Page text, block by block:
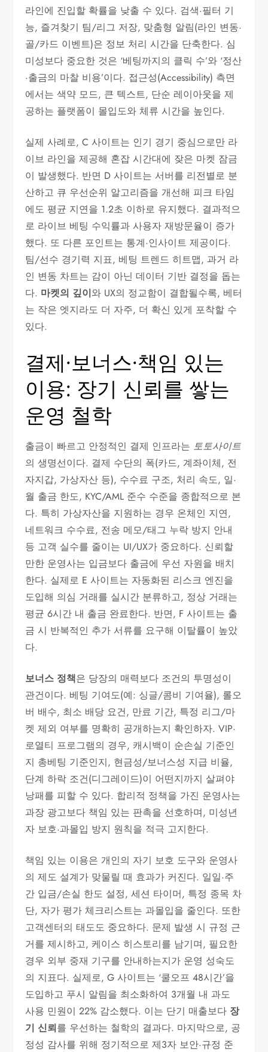
라인에 진입할 확률을 낮출 수 있다. 검색·필터 기
능, 즐겨찾기 팀/리그 저장, 맞춤형 알림(라인 변동·
골/카드 이벤트)은 정보 처리 시간을 단축한다. 심
미성보다 중요한 것은 ‘베팅까지의 클릭 수’와 ‘정산
·출금의 마찰 비용’이다. 접근성(Accessibility) 측면
에서는 색약 모드, 큰 텍스트, 단순 레이아웃을 제
공하는 플랫폼이 몰입도와 체류 시간을 높인다.
실제 사례로, C 사이트는 인기 경기 중심으로만 라
이브 라인을 제공해 혼잡 시간대에 잦은 마켓 잠금
이 발생했다. 반면 D 사이트는 서버를 리전별로 분
산하고 큐 우선순위 알고리즘을 개선해 피크 타임
에도 평균 지연을 1.2초 이하로 유지했다. 결과적으
로 라이브 베팅 수익률과 사용자 재방문율이 증가
했다. 또 다른 포인트는 통계·인사이트 제공이다.
팀/선수 경기력 지표, 베팅 트렌드 히트맵, 과거 라
인 변동 차트는 감이 아닌 데이터 기반 결정을 돕는
다. 마켓의 깊이와 UX의 정교함이 결합될수록, 베터
는 작은 엣지라도 더 자주, 더 확신 있게 포착할 수
있다.
결제·보너스·책임 있는
이용: 장기 신뢰를 쌓는
운영 철학
출금이 빠르고 안정적인 결제 인프라는 토토사이트
의 생명선이다. 결제 수단의 폭(카드, 계좌이체, 전
자지갑, 가상자산 등), 수수료 구조, 처리 속도, 일·
월 출금 한도, KYC/AML 준수 수준을 종합적으로 본
다. 특히 가상자산을 지원하는 경우 온체인 지연,
네트워크 수수료, 전송 메모/태그 누락 방지 안내
등 고객 실수를 줄이는 UI/UX가 중요하다. 신뢰할
만한 운영사는 입금보다 출금에 우선 자원을 배치
한다. 실제로 E 사이트는 자동화된 리스크 엔진을
도입해 의심 거래를 실시간 분류하고, 정상 거래는
평균 6시간 내 출금 완료한다. 반면, F 사이트는 출
금 시 반복적인 추가 서류를 요구해 이탈률이 높았
다.
보너스 정책은 당장의 매력보다 조건의 투명성이
관건이다. 베팅 기여도(예: 싱글/콤비 기여율), 롤오
버 배수, 최소 배당 요건, 만료 기간, 특정 리그/마
켓 제외 여부를 명확히 공개하는지 확인하자. VIP·
로열티 프로그램의 경우, 캐시백이 순손실 기준인
지 총베팅 기준인지, 현금성/보너스성 지급 비율,
단계 하락 조건(디그레이드)이 어떤지까지 살펴야
낭패를 피할 수 있다. 합리적 정책을 가진 운영사는
과장 광고보다 책임 있는 판촉을 선호하며, 미성년
자 보호·과몰입 방지 원칙을 적극 고지한다.
책임 있는 이용은 개인의 자기 보호 도구와 운영사
의 제도 설계가 맞물릴 때 효과가 커진다. 일일·주
간 입금/손실 한도 설정, 세션 타이머, 특정 종목 차
단, 자가 평가 체크리스트는 과몰입을 줄인다. 또한
고객센터의 태도도 중요하다. 문제 발생 시 규정 근
거를 제시하고, 케이스 히스토리를 남기며, 필요한
경우 외부 중재 기구를 안내하는지가 운영 성숙도
의 지표다. 실제로, G 사이트는 ‘쿨오프 48시간’을
도입하고 푸시 알림을 최소화하여 3개월 내 과도
사용 민원이 22% 감소했다. 이는 단기 매출보다 장
기 신뢰를 우선하는 철학의 결과다. 마지막으로, 공
정성 감사를 위해 정기적으로 제3자 보안·규정 준